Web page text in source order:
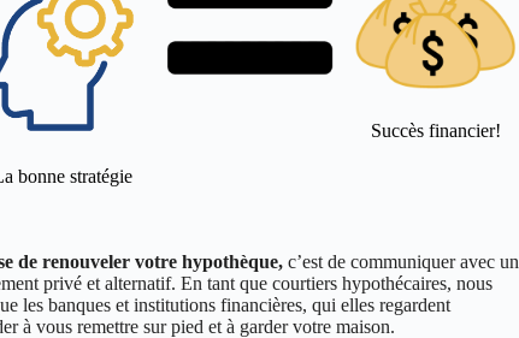
bonne stratégie
Succès financier!
de renouveler votre hypothèque, c’est de communiquer avec un
privé et alternatif. En tant que courtiers hypothécaires, nous
les banques et institutions financières, qui elles regardent
à vous remettre sur pied et à garder votre maison.